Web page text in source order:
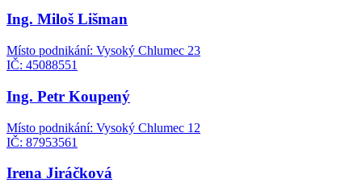
Ing. Miloš Lišman
Místo podnikání: Vysoký Chlumec 23
IČ: 45088551
Ing. Petr Koupený
Místo podnikání: Vysoký Chlumec 12
IČ: 87953561
Irena Jiráčková